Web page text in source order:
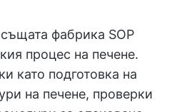
фабрика SOP
процес на печене.
като подготовка на
на печене, проверки